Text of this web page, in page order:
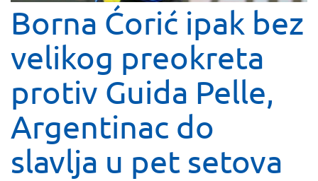
Borna Ćorić ipak bez
velikog preokreta
protiv Guida Pelle,
Argentinac do
slavlja u pet setova